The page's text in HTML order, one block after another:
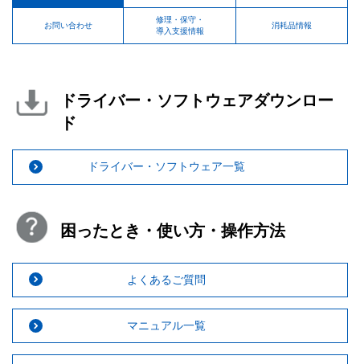
お問い合わせ
修理・保守・
導入支援情報
消耗品情報
ドライバー・ソフトウェアダウンロー
ド
ドライバー・ソフトウェア一覧
困ったとき・使い方・操作方法
よくあるご質問
マニュアル一覧